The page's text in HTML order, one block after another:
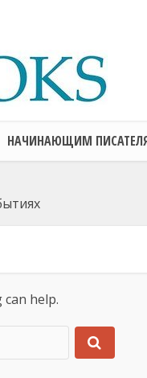
НАЧИНАЮЩИМ
can help.